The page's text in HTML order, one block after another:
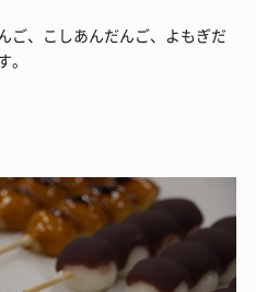
ご、こしあんだんご、よもぎだ